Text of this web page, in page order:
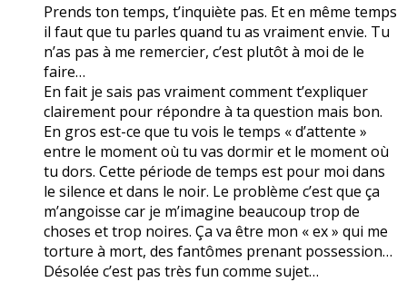
Prends ton temps, t’inquiète pas. Et en même temps
il faut que tu parles quand tu as vraiment envie. Tu
n’as pas à me remercier, c’est plutôt à moi de le
faire…
En fait je sais pas vraiment comment t’expliquer
clairement pour répondre à ta question mais bon.
En gros est-ce que tu vois le temps « d’attente »
entre le moment où tu vas dormir et le moment où
tu dors. Cette période de temps est pour moi dans
le silence et dans le noir. Le problème c’est que ça
m’angoisse car je m’imagine beaucoup trop de
choses et trop noires. Ça va être mon « ex » qui me
torture à mort, des fantômes prenant possession…
Désolée c’est pas très fun comme sujet…